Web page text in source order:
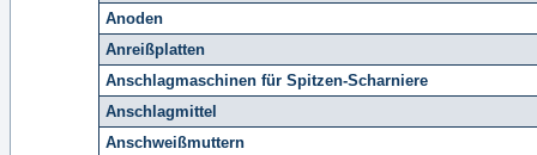
Anoden
Anreißplatten
Anschlagmaschinen für Spitzen-Scharniere
Anschlagmittel
Anschweißmuttern